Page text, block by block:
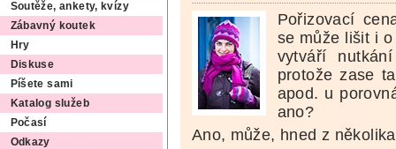
Soutěže, ankety, kvízy
Zábavný koutek
Hry
Diskuse
Píšete sami
Katalog služeb
Počasí
Odkazy
Pořizovací
se může lišit i o
vytváří
protože zase
apod. u
ano?
Ano, může, hned z